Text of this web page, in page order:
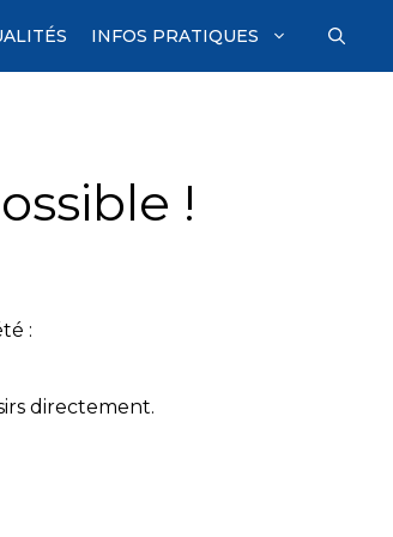
INFOS PRATIQUES
!
:
directement.